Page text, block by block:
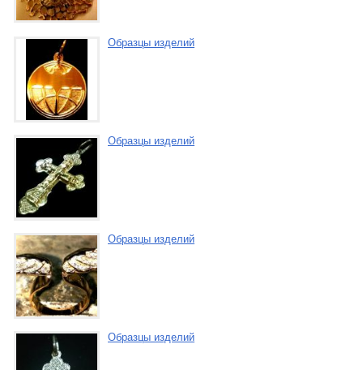
Образцы изделий
Образцы изделий
Образцы изделий
Образцы изделий